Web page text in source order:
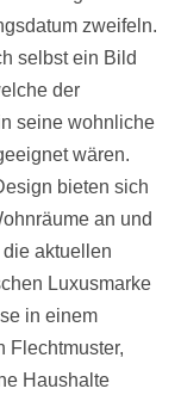
zweifeln.
selbst ein Bild
der
seine wohnliche
wären.
bieten sich
an und
aktuellen
Luxusmarke
in einem
Flechtmuster,
Haushalte